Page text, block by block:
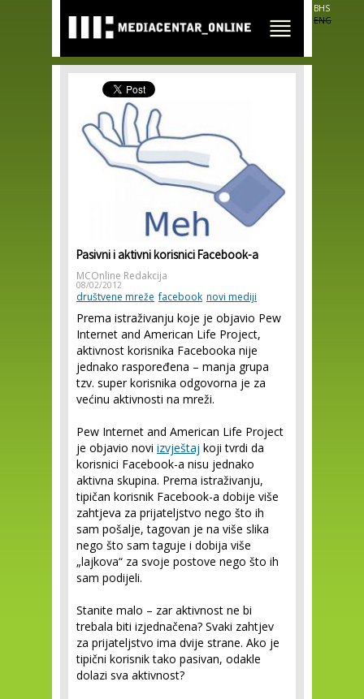
main
content
BHS
ENG
Pasivni i aktivni korisnici Facebook-a
MCOnline Redakcija
08/02/2012
društvene mreže facebook novi mediji
Prema istraživanju koje je objavio Pew
Internet and American Life Project,
aktivnost korisnika Facebooka nije
jednako raspoređena – manja grupa
tzv. super korisnika odgovorna je za
većinu aktivnosti na mreži.
Pew Internet and American Life Project
je objavio novi izvještaj koji tvrdi da
korisnici Facebook-a nisu jednako
aktivna skupina. Prema istraživanju,
tipičan korisnik Facebook-a dobije više
zahtjeva za prijateljstvo nego što ih
sam pošalje, tagovan je na više slika
nego što sam taguje i dobija više
„lajkova“ za svoje postove nego što ih
sam podijeli.
Stanite malo – zar aktivnost ne bi
trebala biti izjednačena? Svaki zahtjev
za prijateljstvo ima dvije strane. Ako je
tipični korisnik tako pasivan, odakle
dolazi sva aktivnost?